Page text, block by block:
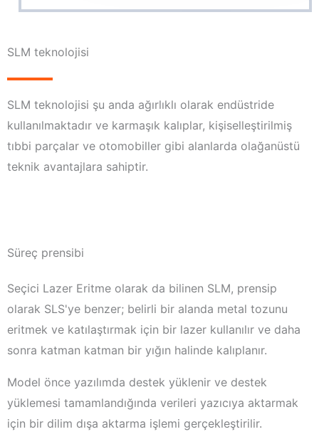
SLM teknolojisi
SLM teknolojisi şu anda ağırlıklı olarak endüstride
kullanılmaktadır ve karmaşık kalıplar, kişiselleştirilmiş
tıbbi parçalar ve otomobiller gibi alanlarda olağanüstü
teknik avantajlara sahiptir.
Süreç prensibi
Seçici Lazer Eritme olarak da bilinen SLM, prensip
olarak SLS'ye benzer; belirli bir alanda metal tozunu
eritmek ve katılaştırmak için bir lazer kullanılır ve daha
sonra katman katman bir yığın halinde kalıplanır.
Model önce yazılımda destek yüklenir ve destek
yüklemesi tamamlandığında verileri yazıcıya aktarmak
için bir dilim dışa aktarma işlemi gerçekleştirilir.